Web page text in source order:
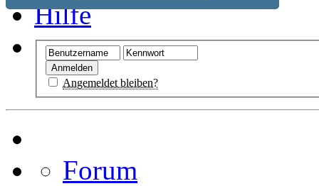
Hilfe
Angemeldet bleiben?
Forum